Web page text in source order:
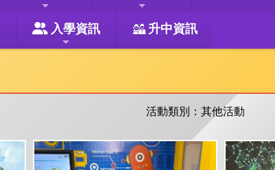
入學資訊 升中資訊
活動類別：其他活動